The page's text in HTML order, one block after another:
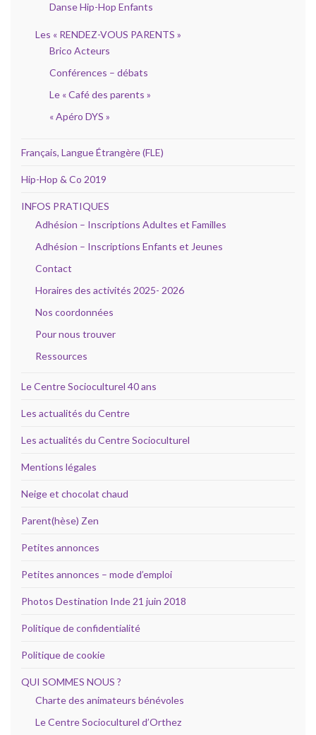
Danse Hip-Hop Enfants
Les « RENDEZ-VOUS PARENTS »
Brico Acteurs
Conférences – débats
Le « Café des parents »
« Apéro DYS »
Français, Langue Étrangère (FLE)
Hip-Hop & Co 2019
INFOS PRATIQUES
Adhésion – Inscriptions Adultes et Familles
Adhésion – Inscriptions Enfants et Jeunes
Contact
Horaires des activités 2025- 2026
Nos coordonnées
Pour nous trouver
Ressources
Le Centre Socioculturel 40 ans
Les actualités du Centre
Les actualités du Centre Socioculturel
Mentions légales
Neige et chocolat chaud
Parent(hèse) Zen
Petites annonces
Petites annonces – mode d’emploi
Photos Destination Inde 21 juin 2018
Politique de confidentialité
Politique de cookie
QUI SOMMES NOUS ?
Charte des animateurs bénévoles
Le Centre Socioculturel d’Orthez